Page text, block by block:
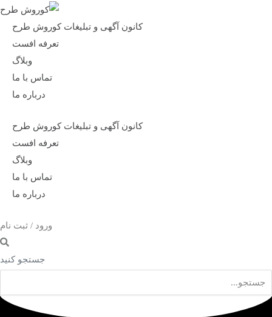
کانون آگهی و تبلیغات کوروش طرح
تعرفه افست
وبلاگ
تماس با ما
درباره ما
کانون آگهی و تبلیغات کوروش طرح
تعرفه افست
وبلاگ
تماس با ما
درباره ما
ورود / ثبت نام
جستجو کنید